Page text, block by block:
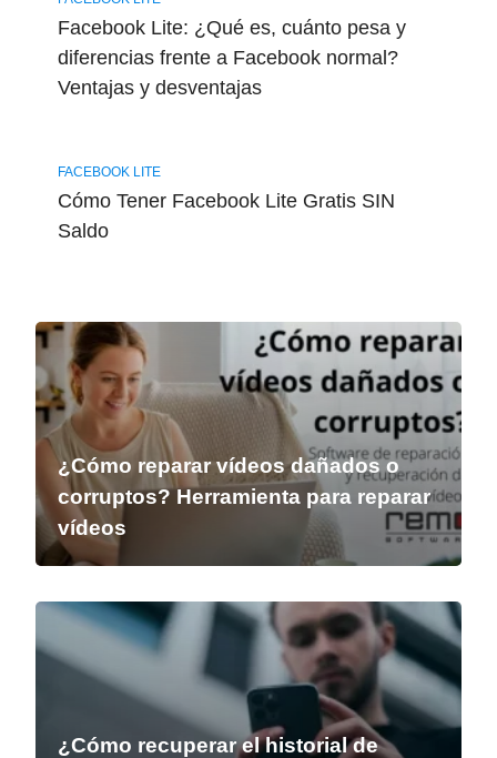
Facebook Lite: ¿Qué es, cuánto pesa y
diferencias frente a Facebook normal?
Ventajas y desventajas
FACEBOOK LITE
Cómo Tener Facebook Lite Gratis SIN
Saldo
¿Cómo reparar vídeos dañados o
corruptos? Herramienta para reparar
vídeos
¿Cómo recuperar el historial de